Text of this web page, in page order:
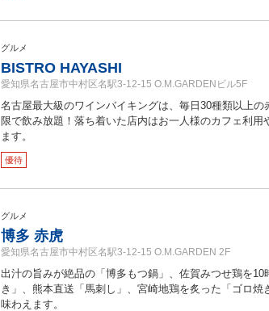
グルメ
BISTRO HAYASHI
愛知県名古屋市中村区名駅3-12-15 O.M.GARDENビル5F
名古屋最大級のワインバイキングは、毎日30種類以上の
限で飲み放題！落ち着いた店内はお一人様のカフェ利用
ます。
優待
グルメ
博多 赤虎
愛知県名古屋市中村区名駅3-12-15 O.M.GARDEN 2F
出汁の旨みが絶品の「博多もつ鍋」、佐賀みつせ鶏を10
き」、熊本直送「馬刺し」、宮崎地鶏を炙った「ゴロ焼
味わえます。